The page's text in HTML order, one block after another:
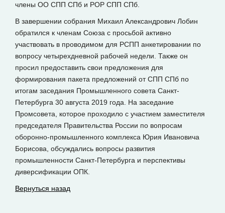
члены ОО СПП СПб и РОР СПП СПб.
В завершении собрания Михаил Александрович Лобин
обратился к членам Союза с просьбой активно
участвовать в проводимом для РСПП анкетировании по
вопросу четырехдневной рабочей недели. Также он
просил предоставить свои предложения для
формирования пакета предложений от СПП СПб по
итогам заседания Промышленного совета Санкт-
Петербурга 30 августа 2019 года. На заседание
Промсовета, которое проходило с участием заместителя
председателя Правительства России по вопросам
оборонно-промышленного комплекса Юрия Ивановича
Борисова, обсуждались вопросы развития
промышленности Санкт-Петербурга и перспективы
диверсификации ОПК.
Вернуться назад